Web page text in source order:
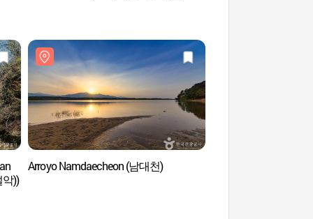
))
Arroyo Namdaecheon (남대천)